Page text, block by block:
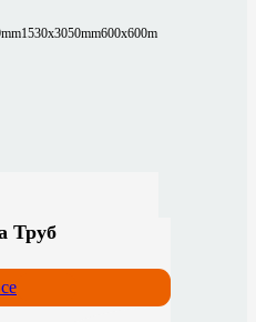
1530x3050mm600x600m
Труб